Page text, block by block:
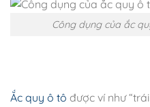
Công dụng của ắc
Ắc quy ô tô được ví như